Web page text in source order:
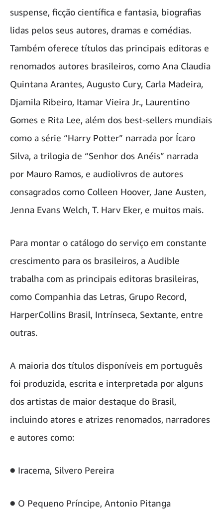
suspense, ficção científica e fantasia, biografias
lidas pelos seus autores, dramas e comédias.
Também oferece títulos das principais editoras e
renomados autores brasileiros, como Ana Claudia
Quintana Arantes, Augusto Cury, Carla Madeira,
Djamila Ribeiro, Itamar Vieira Jr., Laurentino
Gomes e Rita Lee, além dos best-sellers mundiais
como a série “Harry Potter” narrada por Ícaro
Silva, a trilogia de “Senhor dos Anéis” narrada
por Mauro Ramos, e audiolivros de autores
consagrados como Colleen Hoover, Jane Austen,
Jenna Evans Welch, T. Harv Eker, e muitos mais.
Para montar o catálogo do serviço em constante
crescimento para os brasileiros, a Audible
trabalha com as principais editoras brasileiras,
como Companhia das Letras, Grupo Record,
HarperCollins Brasil, Intrínseca, Sextante, entre
outras.
A maioria dos títulos disponíveis em português
foi produzida, escrita e interpretada por alguns
dos artistas de maior destaque do Brasil,
incluindo atores e atrizes renomados, narradores
e autores como:
● Iracema, Silvero Pereira
● O Pequeno Príncipe, Antonio Pitanga